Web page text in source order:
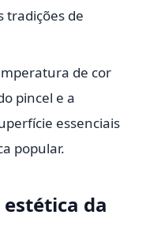
tradições de
de cor
pincel e a
essenciais
popular.
da